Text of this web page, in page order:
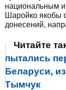
национальным
Шаройко якобы
донесений,
Читайте
пытались
Беларуси,
Тымчук